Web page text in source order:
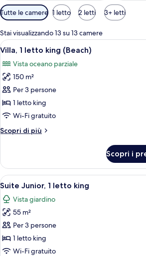
Filtri
disponibili
per
le
camere
Tutte le camere 1 letto 2 letti 3+ letti
Stai visualizzando 13 su 13 camere
Apri
tutte
le
foto
per
Villa,
1
king
9
Villa, 1 letto king (Beach)
Vista oceano parziale
150 m²
Per 3 persone
1 letto king
Wi-Fi gratuito
Scopri di più
Altri
1
letto
king
Scopri i
Apri
tutte
le
foto
per
Suite
Junior,
Un bagno
21
Suite Junior, 1 letto king
Vista giardino
55 m²
Per 3 persone
1 letto king
Wi-Fi gratuito